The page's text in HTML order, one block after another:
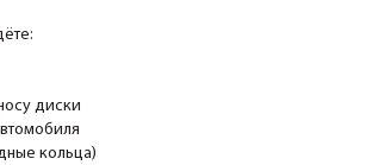
диски
кольца)